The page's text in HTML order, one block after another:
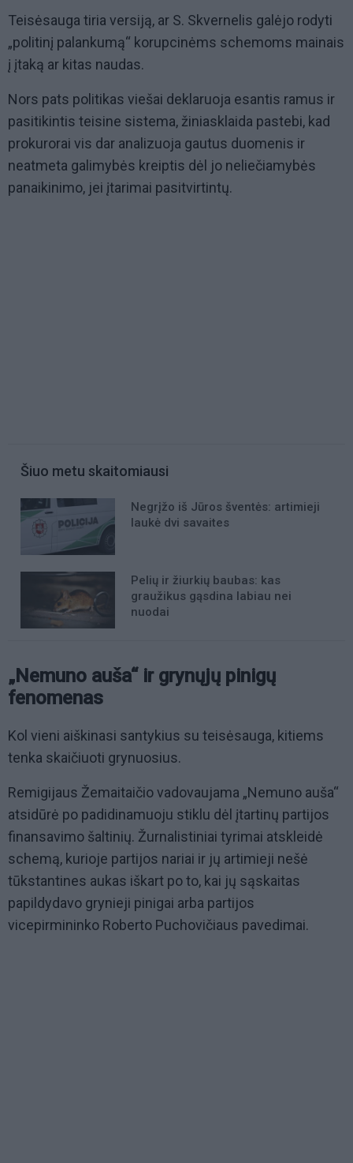
Teisėsauga tiria versiją, ar S. Skvernelis galėjo rodyti
„politinį palankumą“ korupcinėms schemoms mainais
į įtaką ar kitas naudas.
Nors pats politikas viešai deklaruoja esantis ramus ir
pasitikintis teisine sistema, žiniasklaida pastebi, kad
prokurorai vis dar analizuoja gautus duomenis ir
neatmeta galimybės kreiptis dėl jo neliečiamybės
panaikinimo, jei įtarimai pasitvirtintų.
Šiuo metu skaitomiausi
Negrįžo iš Jūros šventės: artimieji
laukė dvi savaites
Pelių ir žiurkių baubas: kas
graužikus gąsdina labiau nei
nuodai
„Nemuno auša“ ir grynųjų pinigų
fenomenas
Kol vieni aiškinasi santykius su teisėsauga, kitiems
tenka skaičiuoti grynuosius.
Remigijaus Žemaitaičio vadovaujama „Nemuno auša“
atsidūrė po padidinamuoju stiklu dėl įtartinų partijos
finansavimo šaltinių. Žurnalistiniai tyrimai atskleidė
schemą, kurioje partijos nariai ir jų artimieji nešė
tūkstantines aukas iškart po to, kai jų sąskaitas
papildydavo grynieji pinigai arba partijos
vicepirmininko Roberto Puchovičiaus pavedimai.